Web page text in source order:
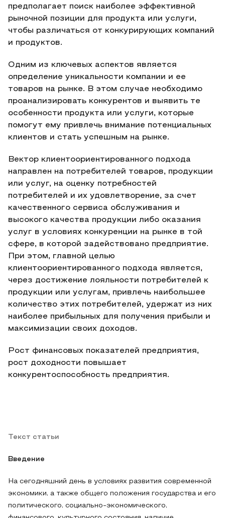
предполагает поиск наиболее эффективной
рыночной позиции для продукта или услуги,
чтобы различаться от конкурирующих компаний
и продуктов.
Одним из ключевых аспектов является
определение уникальности компании и ее
товаров на рынке. В этом случае необходимо
проанализировать конкурентов и выявить те
особенности продукта или услуги, которые
помогут ему привлечь внимание потенциальных
клиентов и стать успешным на рынке.
Вектор клиентоориентированного подхода
направлен на потребителей товаров, продукции
или услуг, на оценку потребностей
потребителей и их удовлетворение, за счет
качественного сервиса обслуживания и
высокого качества продукции либо оказания
услуг в условиях конкуренции на рынке в той
сфере, в которой задействовано предприятие.
При этом, главной целью
клиентоориентированного подхода является,
через достижение лояльности потребителей к
продукции или услугам, привлечь наибольшее
количество этих потребителей, удержат из них
наиболее прибыльных для получения прибыли и
максимизации своих доходов.
Рост финансовых показателей предприятия,
рост доходности повышает
конкурентоспособность предприятия.
Текст статьи
Введение
На сегодняшний день в условиях развития современной
экономики, а также общего положения государства и его
политического, социально-экономического,